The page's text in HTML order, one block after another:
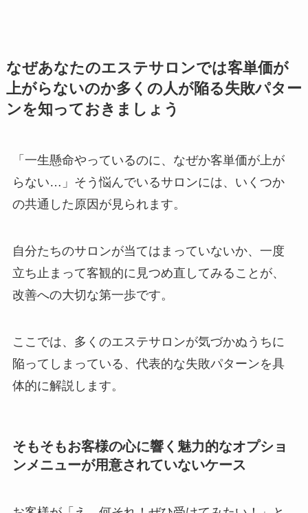
なぜあなたのエステサロンでは客単価が
上がらないのか多くの人が陥る失敗パター
ンを知っておきましょう
「一生懸命やっているのに、なぜか客単価が上が
らない…」そう悩んでいるサロンには、いくつか
の共通した原因が見られます。
自分たちのサロンが当てはまっていないか、一度
立ち止まって客観的に見つめ直してみることが、
改善への大切な第一歩です。
ここでは、多くのエステサロンが気づかぬうちに
陥ってしまっている、代表的な失敗パターンを具
体的に解説します。
そもそもお客様の心に響く魅力的なオプショ
ンメニューが用意されていないケース